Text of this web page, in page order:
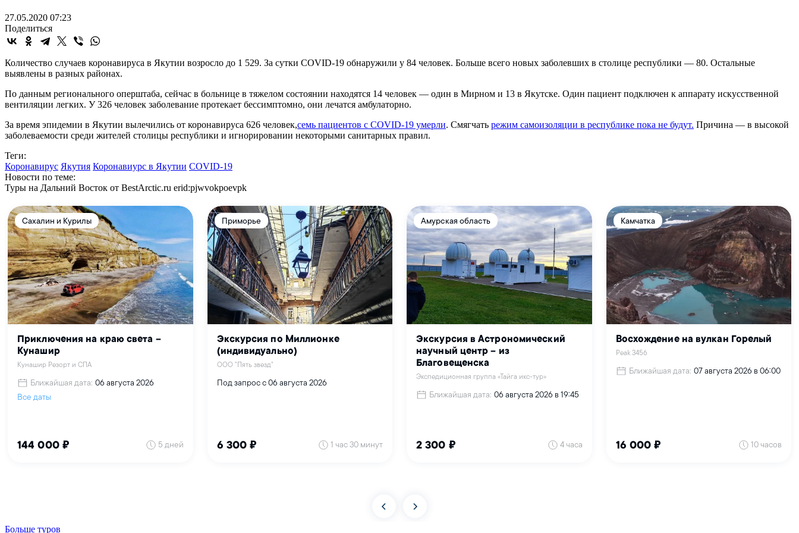
27.05.2020 07:23
Поделиться
Количество случаев коронавируса в Якутии возросло до 1 529. За сутки COVID-19 обнаружили у 84 человек. Больше всего новых заболевших в столице республики — 80. Остальные
выявлены в разных районах.
По данным регионального оперштаба, сейчас в больнице в тяжелом состоянии находятся 14 человек — один в Мирном и 13 в Якутске. Один пациент подключен к аппарату искусственной
вентиляции легких. У 326 человек заболевание протекает бессимптомно, они лечатся амбулаторно.
За время эпидемии в Якутии вылечились от коронавируса 626 человек,семь пациентов с COVID-19 умерли. Смягчать режим самоизоляции в республике пока не будут. Причина — в высокой
заболеваемости среди жителей столицы республики и игнорировании некоторыми санитарных правил.
Теги:
Коронавирус Якутия Коронавиурс в Якутии COVID-19
Новости по теме:
Туры на Дальний Восток от BestArctic.ru erid:pjwvokpoevpk
Больше туров